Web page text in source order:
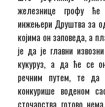
железнице грофу ће
инжењери Друштва за
којима он заповеда, а
је да је главни
кукуруз, а да ће се
речним путем, те да
конкурише воденом
сточарства готово